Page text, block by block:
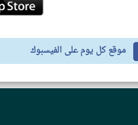
موقع كل يوم على الفيسبوك